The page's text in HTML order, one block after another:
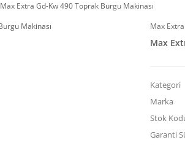
Max Extra Gd-Kw 490 Toprak Burgu Makinası
Max Extra
Max
Kategori
Marka
Stok
Garanti